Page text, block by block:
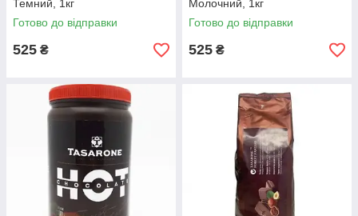
Темний, 1кг
Готово до відправки
525 ₴
Молочний, 1кг
Готово до відправки
525 ₴